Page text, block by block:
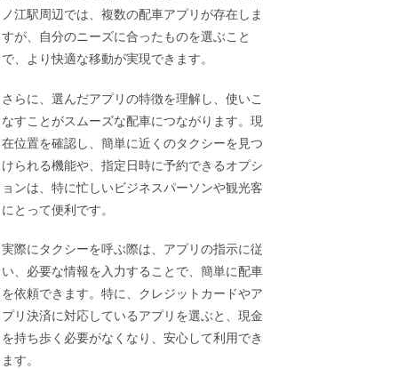
ノ江駅周辺では、複数の配車アプリが存在しま
すが、自分のニーズに合ったものを選ぶこと
で、より快適な移動が実現できます。
さらに、選んだアプリの特徴を理解し、使いこ
なすことがスムーズな配車につながります。現
在位置を確認し、簡単に近くのタクシーを見つ
けられる機能や、指定日時に予約できるオプシ
ョンは、特に忙しいビジネスパーソンや観光客
にとって便利です。
実際にタクシーを呼ぶ際は、アプリの指示に従
い、必要な情報を入力することで、簡単に配車
を依頼できます。特に、クレジットカードやア
プリ決済に対応しているアプリを選ぶと、現金
を持ち歩く必要がなくなり、安心して利用でき
ます。